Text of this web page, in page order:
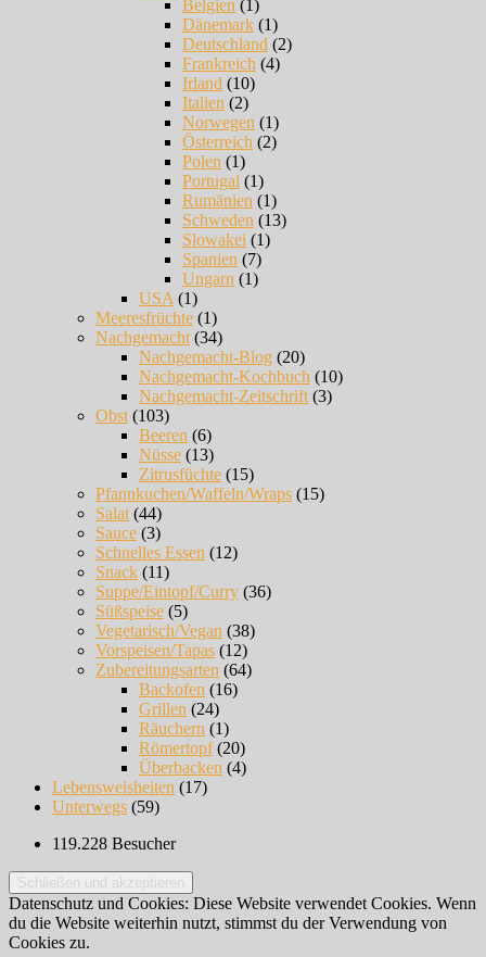
Belgien (1)
Dänemark (1)
Deutschland (2)
Frankreich (4)
Irland (10)
Italien (2)
Norwegen (1)
Österreich (2)
Polen (1)
Portugal (1)
Rumänien (1)
Schweden (13)
Slowakei (1)
Spanien (7)
Ungarn (1)
USA (1)
Meeresfrüchte (1)
Nachgemacht (34)
Nachgemacht-Blog (20)
Nachgemacht-Kochbuch (10)
Nachgemacht-Zeitschrift (3)
Obst (103)
Beeren (6)
Nüsse (13)
Zitrusfüchte (15)
Pfannkuchen/Waffeln/Wraps (15)
Salat (44)
Sauce (3)
Schnelles Essen (12)
Snack (11)
Suppe/Eintopf/Curry (36)
Süßspeise (5)
Vegetarisch/Vegan (38)
Vorspeisen/Tapas (12)
Zubereitungsarten (64)
Backofen (16)
Grillen (24)
Räuchern (1)
Römertopf(20)
Überbacken (4)
Lebensweisheiten (17)
Unterwegs (59)
119.228 Besucher
Datenschutz und Cookies: Diese Website verwendet Cookies. Wenn
du die Website weiterhin nutzt, stimmst du der Verwendung von
Cookies zu.